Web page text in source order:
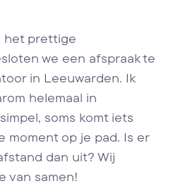
het prettige
we een afspraak te
in Leeuwarden. Ik
helemaal in
soms komt iets
moment op je pad. Is er
dan uit? Wij
van samen!